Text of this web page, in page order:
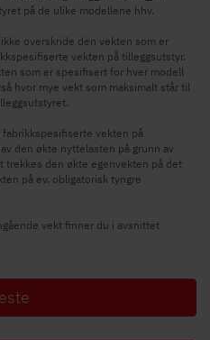
på de ulike modellene hhv.
overskride den vekten som er
vekten på tilleggsutstyr.
som er spesifisert for hver modell
hvor mye vekt som maksimalt står til
vekten på
den økte nyttelasten på grunn av
trekkes den økte egenvekten på det
på ev. obligatorisk tyngre
vekt finner du i avsnittet